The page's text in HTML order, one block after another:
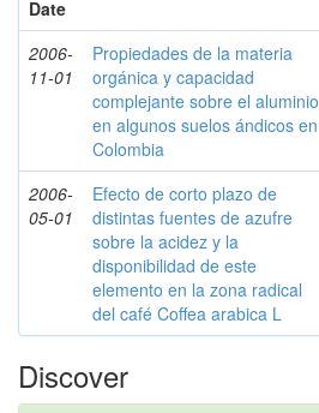
Date
2006-
11-01
Propiedades de la materia
orgánica y capacidad
complejante sobre el aluminio
en algunos suelos ándicos en
Colombia
2006-
05-01
Efecto de corto plazo de
distintas fuentes de azufre
sobre la acidez y la
disponibilidad de este
elemento en la zona radical
del café Coffea arabica L
Discover